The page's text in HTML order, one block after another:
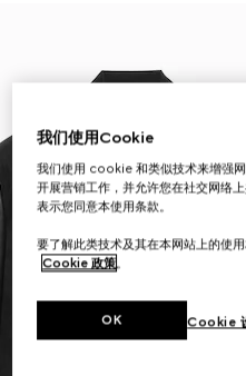
我们使用Cookie
我们使用 cookie 和类似技术来增强
开展营销工作，并允许您在社交网络
表示您同意本使用条款。
要了解此类技术及其在本网站上的使
Cookie 政策。
Cookie
OK